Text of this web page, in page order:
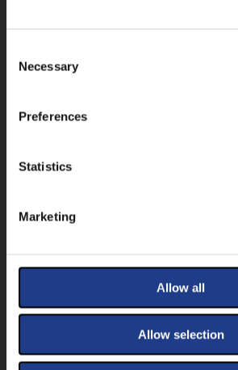
Necessary
Preferences
Statistics
Marketing
Allow all
Allow selection
ELSŐ
ISMERT